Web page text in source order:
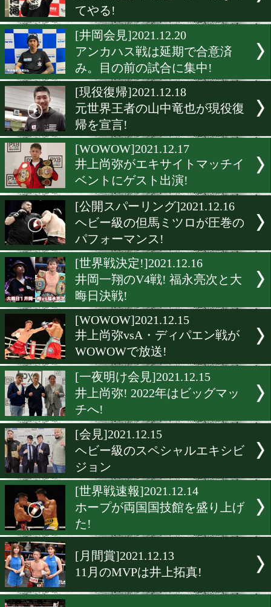
12/31(金)18:55頃からParavi
LIVE配信決定!!
[コメント]2021.12.21
尾川堅一に世界チャンピオ
ルトが届く!
[記者会見]2021.12.21
大晦日に勝ってヒーローに
てやる!
[井岡会見]2021.12.20
アンカハス戦は延期で合意
み。目の前の試合に集中!
[現役復帰]2021.12.18
元世界王者の山中竜也が現
帰を宣言!
[WOWOW]2021.12.17
井上尚弥がエキサイトマッ
ベントにゲスト出演!
[公開スパーリング
ヘビー級の但馬ミツロが圧
パフォーマンス!
[世界戦決定!]2021.12.16
井岡一翔のV4戦! 福永亮次
晦日決戦!
[WOWOW]2021.12.15
井上尚弥vsA・ディパエン
WOWOWで放送!